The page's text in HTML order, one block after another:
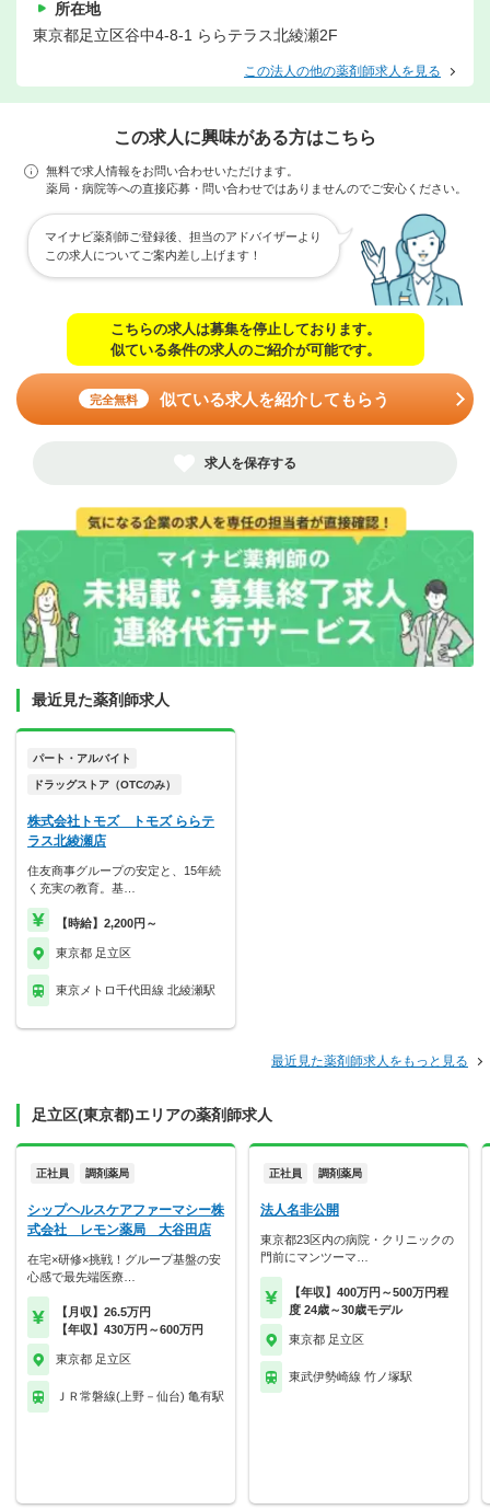
所在地
東京都足立区谷中4-8-1 ららテラス北綾瀬2F
この法人の他の薬剤師求人を見る
この求人に興味がある方はこちら
無料で求人情報をお問い合わせいただけます。
薬局・病院等への直接応募・問い合わせではありませんのでご安心ください。
マイナビ薬剤師ご登録後、担当のアドバイザーより
この求人についてご案内差し上げます！
こちらの求人は募集を停止しております。
似ている条件の求人のご紹介が可能です。
完全無料 似ている求人を紹介してもらう
求人を保存する
最近見た薬剤師求人
パート・アルバイト
ドラッグストア（OTCのみ）
株式会社トモズ トモズ ららテ
ラス北綾瀬店
住友商事グループの安定と、15年続
く充実の教育。基…
【時給】2,200円～
東京都 足立区
東京メトロ千代田線 北綾瀬駅
最近見た薬剤師求人をもっと見る
足立区(東京都)エリアの薬剤師求人
正社員 調剤薬局
シップヘルスケアファーマシー株
式会社 レモン薬局 大谷田店
在宅×研修×挑戦！グループ基盤の安
心感で最先端医療…
【月収】26.5万円
【年収】430万円～600万円
東京都 足立区
ＪＲ常磐線(上野－仙台) 亀有駅
正社員 調剤薬局
法人名非公開
東京都23区内の病院・クリニックの
門前にマンツーマ…
【年収】400万円～500万円程
度 24歳～30歳モデル
東京都 足立区
東武伊勢崎線 竹ノ塚駅